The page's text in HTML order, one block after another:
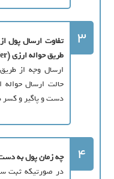
3
طریق حواله ارزی (Wire Transfer) چیست؟
ارسال وجه از
حالت ارسال
دست و پاگیر و کسر
4
چه زمان پول به